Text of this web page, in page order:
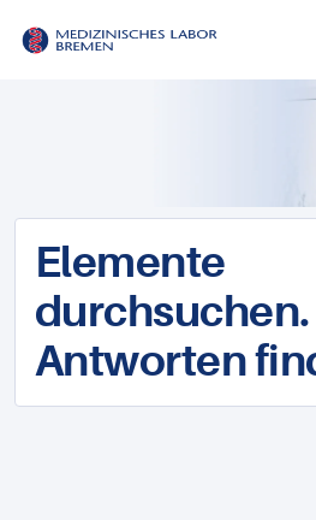
Elemente
durchsuchen.
Antworten